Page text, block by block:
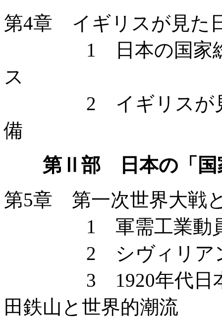
第4章 イギリスが見た
1 日本の国家総動
ス
2 イギリスが見た
備
第Ⅱ部 日本の「国
第5章 第一次世界大戦
1 軍需工業動員
2 シヴィリアンた
3 1920年代日本陸
田鉄山と世界的潮流